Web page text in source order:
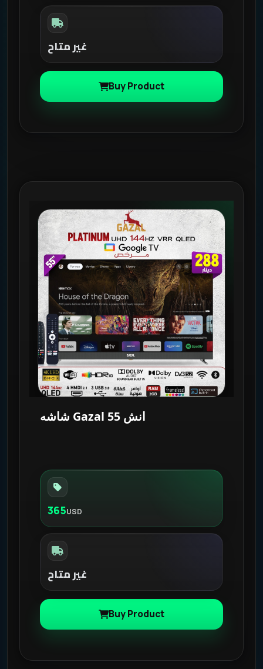
غير متاح
Buy Product
شاشه Gazal 55 انش
365USD
غير متاح
Buy Product